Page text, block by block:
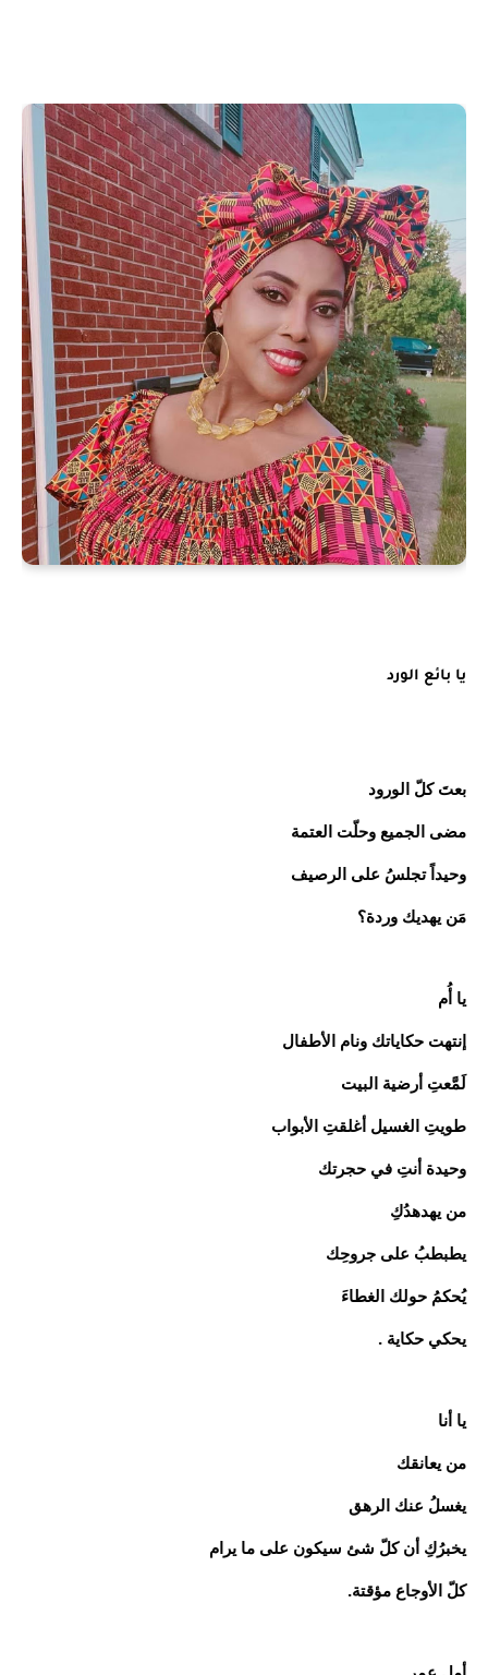
يا بائع الورد
بعتَ كلّ الورود
مضى الجميع وحلّت العتمة
وحيداً تجلسُ على الرصيف
مَن يهديك وردة؟
يا أُم
إنتهت حكاياتك ونام الأطفال
لَمَّعتِ أرضية البيت
طويتِ الغسيل أغلقتِ الأبواب
وحيدة أنتِ في حجرتك
من يهدهدُكِ
يطبطبُ على جروحِك
يُحكمُ حولك الغطاءَ
يحكي حكاية .
يا أنا
من يعانقك
يغسلُ عنك الرهق
يخبرُكِ أن كلّ شئ سيكون على ما يرام
كلّ الأوجاع مؤقتة.